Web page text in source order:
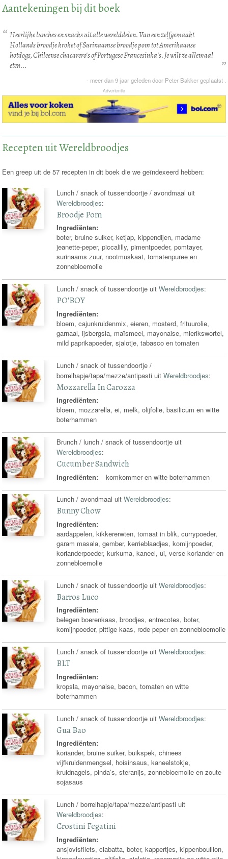
Aantekeningen bij dit boek
Heerlijke lunches en snacks uit alle werelddelen. Van een zelfgemaakt
Hollands broodje kroket of Surinaamse broodje pom tot Amerikaanse
hotdogs, Chileense chacarero's of Portugese Francesinha's. Je wilt ze allemaal
eten...
- meer dan 9 jaargeleden door Peter Bakkergeplaatst .
Advertentie
Recepten uit Wereldbroodjes
Een greep uit de 57 recepten in dit boek die we geïndexeerd hebben:
Lunch / snack of tussendoortje / avondmaal uit
Wereldbroodjes:
Broodje Pom
Ingrediënten:
boter, bruine suiker, ketjap, kippendijen, madame
jeanette-peper, piccalilly, pimentpoeder, pomtayer,
surinaams zuur, nootmuskaat, tomatenpuree en
zonnebloemolie
Lunch / snack of tussendoortje uitWereldbroodjes:
PO'BOY
Ingrediënten:
bloem, cajunkruidenmix, eieren, mosterd, frituurolie,
garnaal, ijsbergsla, maïsmeel, mayonaise, mierikswortel,
mild paprikapoeder, sjalotje, tabasco en tomaten
Lunch / snack of tussendoortje /
borrelhapje/tapa/mezze/antipasti uitWereldbroodjes:
Mozzarella In Carozza
Ingrediënten:
bloem, mozzarella, ei, melk, olijfolie, basilicum en witte
boterhammen
Brunch / lunch / snack of tussendoortje uit
Wereldbroodjes:
Cucumber Sandwich
Ingrediënten: komkommer en witte boterhammen
Lunch / avondmaal uitWereldbroodjes:
Bunny Chow
Ingrediënten:
aardappelen, kikkererwten, tomaat in blik, currypoeder,
garam masala, gember, kerrieblaadjes, komijnpoeder,
korianderpoeder, kurkuma, kaneel, ui, verse koriander en
zonnebloemolie
Lunch / snack of tussendoortje uitWereldbroodjes:
Barros Luco
Ingrediënten:
belegen boerenkaas, broodjes, entrecotes, boter,
komijnpoeder, pittige kaas, rode peper en zonnebloemolie
Lunch / snack of tussendoortje uitWereldbroodjes:
BLT
Ingrediënten:
kropsla, mayonaise, bacon, tomaten en witte
boterhammen
Lunch / snack of tussendoortje uitWereldbroodjes:
Gua Bao
Ingrediënten:
koriander, bruine suiker, buikspek, chinees
vijfkruidenmengsel, hoisinsaus, kaneelstokje,
kruidnagels, pinda’s, steranijs, zonnebloemolie en zoute
sojasaus
Lunch / borrelhapje/tapa/mezze/antipasti uit
Wereldbroodjes:
Crostini Fegatini
Ingrediënten:
ansjovisfilets, ciabatta, boter, kappertjes, kippenbouillon,